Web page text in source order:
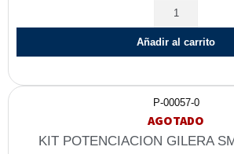
Añadir al carrito
P-00057-0
AGOTADO
KIT POTENCIACION GILERA